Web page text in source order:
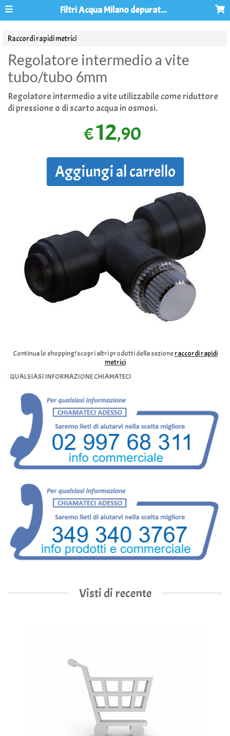
Filtri Acqua Milano depuratori acqua osmosi inversa
Raccordi rapidi metrici
Regolatore intermedio a vite
tubo/tubo 6mm
Regolatore intermedio a vite utilizzabile come riduttore
di pressione o di scarto acqua in osmosi.
€12,90
Aggiungi al carrello
Continua lo shopping!scopri altri prodotti della sezioneraccordi rapidi
metrici
INFORMAZIONE CHIAMATECI
Visti di recente